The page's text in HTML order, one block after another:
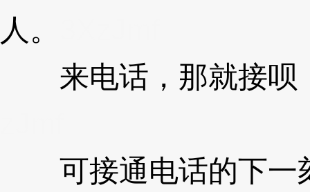
人。
来电话，那就接呗
可接通电话的下一